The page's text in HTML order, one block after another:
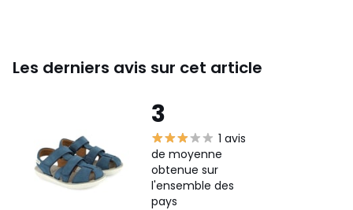
Les derniers avis sur cet article
3
1 avis
de moyenne
obtenue sur
l'ensemble des
pays